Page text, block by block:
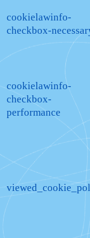
cookielawinfo-
checkbox-
cookielawinfo-
checkbox-
performance